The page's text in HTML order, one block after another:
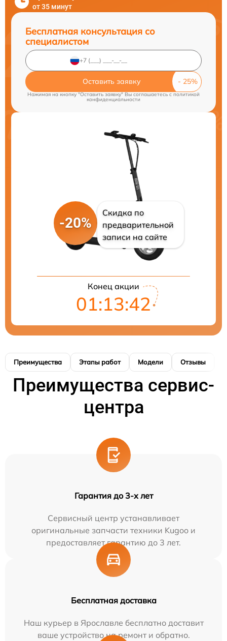
от 35 минут
Бесплатная консультация со
специалистом
Оставить заявку
Нажимая на кнопку "Оставить заявку" Вы соглашаетесь cполитикой
конфиденциальности
-20%
Скидка по
предварительной
записи на сайте
Конец акции
01:13:41
Преимущества Этапы работ Модели Отзывы
Преимущества сервис-
центра
Гарантия до 3-х лет
Сервисный центр устанавливает
оригинальные запчасти техники Kugoo и
предоставляет гарантию до 3 лет.
Бесплатная доставка
Наш курьер в Ярославле бесплатно доставит
ваше устройство на ремонт и обратно.